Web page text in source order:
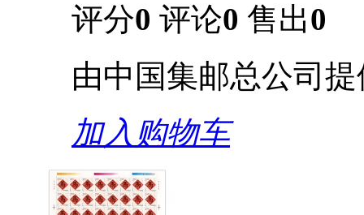
评分0 评论0 售出0
由中国集邮总公司
加入购物车